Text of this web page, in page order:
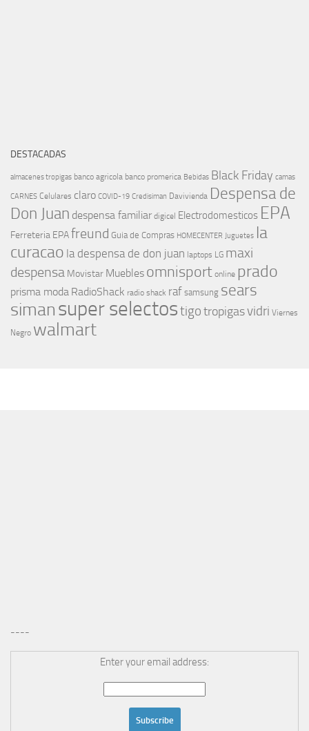
DESTACADAS
almacenes tropigas banco agricola banco promerica Bebidas Black Friday camas
CARNES Celulares claro COVID-19 Credisiman Davivienda Despensa de
Don Juan despensa familiar digicel Electrodomesticos EPA
Ferreteria EPAfreund Guia de Compras HOMECENTER Juguetes la
curacao la despensa de don juan laptops LG maxi
despensa Movistar Muebles omnisport online prado
prisma moda RadioShack radio shack raf samsung sears
simansuper selectostigotropigasvidri Viernes
Negro walmart
----
Enter your email address: